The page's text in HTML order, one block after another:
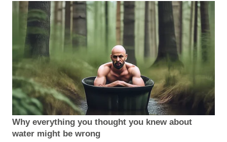
Why everything you thought you knew about
water might be wrong